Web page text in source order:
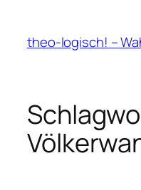
springen
theo-logisch! –